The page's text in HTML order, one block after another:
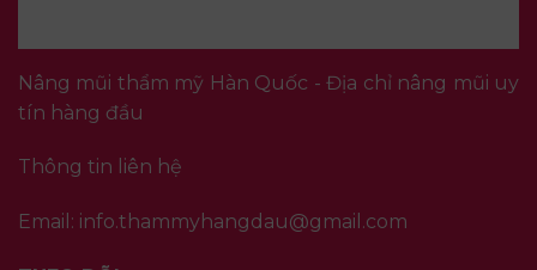
Nâng mũi thẩm mỹ Hàn Quốc - Địa chỉ nâng mũi uy
tín hàng đầu
Thông tin liên hệ
Email: info.thammyhangdau@gmail.com